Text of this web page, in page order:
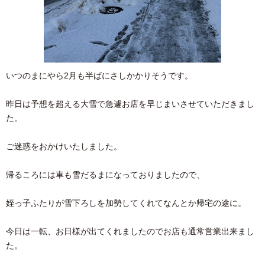
いつのまにやら2月も半ばにさしかかりそうです。
昨日は予想を超える大雪で急遽お店を早じまいさせていただきまし
た。
ご迷惑をおかけいたしました。
帰るころには車も雪だるまになっておりましたので、
姪っ子ふたりが雪下ろしを加勢してくれてなんとか帰宅の途に。
今日は一転、お日様が出てくれましたのでお店も通常営業出来まし
た。